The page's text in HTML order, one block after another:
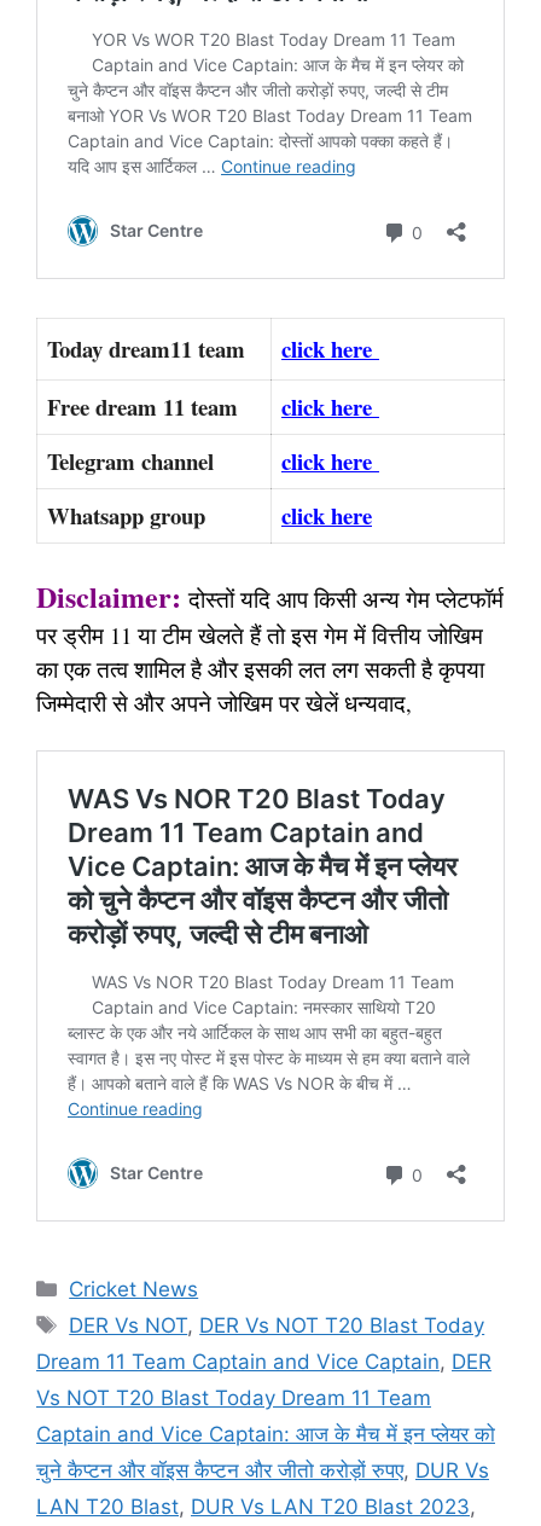
Today dream11 team
click here
Free dream 11 team
click here
Telegram channel
click here
Whatsapp group
click here
Disclaimer: दोस्तों यदि आप किसी अन्य गेम प्लेटफॉर्म
पर ड्रीम 11 या टीम खेलते हैं तो इस गेम में वित्तीय जोखिम
का एक तत्व शामिल है और इसकी लत लग सकती है कृपया
जिम्मेदारी से और अपने जोखिम पर खेलें धन्यवाद,
Categories
Cricket News
Tags
DER Vs NOT, DER Vs NOT T20 Blast Today
Dream 11 Team Captain and Vice Captain, DER
Vs NOT T20 Blast Today Dream 11 Team
Captain and Vice Captain: आज के मैच में इन प्लेयर को
चुने कैप्टन और वॉइस कैप्टन और जीतो करोड़ों रुपए, DUR Vs
LAN T20 Blast, DUR Vs LAN T20 Blast 2023,